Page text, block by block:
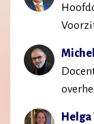
Helga